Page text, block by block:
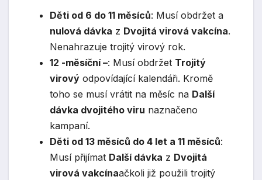
Děti od 6 do 11 měsíců: Musí obdržet a
nulová dávka z Dvojitá virová vakcína.
Nenahrazuje trojitý virový rok.
12 -měsíční –: Musí obdržet Trojitý
virový odpovídající kalendáři. Kromě
toho se musí vrátit na měsíc na Další
dávka dvojitého viru naznačeno
kampaní.
Děti od 13 měsíců do 4 let a 11 měsíců:
Musí přijímat Další dávka z Dvojitá
virová vakcínaačkoli již použili trojitý